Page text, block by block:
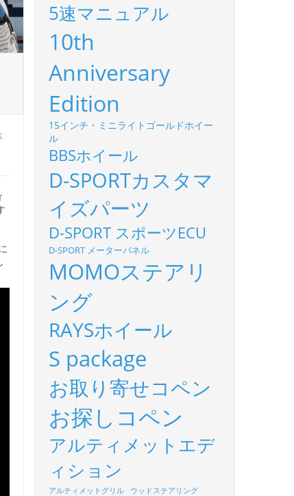
5速マニュアル
10th
Anniversary
Edition
15インチ・ミニライトゴールドホイー
ル
BBSホイール
D-SPORTカスタマ
イズパーツ
D-SPORT スポーツECU
D-SPORT メーターパネル
MOMOステアリ
ング
RAYSホイール
S package
お取り寄せコペン
お探しコペン
アルティメットエデ
ィション
アルティメットグリル
ウッドステアリング